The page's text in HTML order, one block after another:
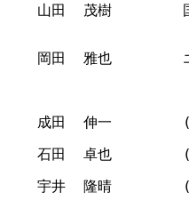
山田  茂樹        国立
岡田  雅也        エ
成田  伸一
石田  卓也
宇井  隆晴        (